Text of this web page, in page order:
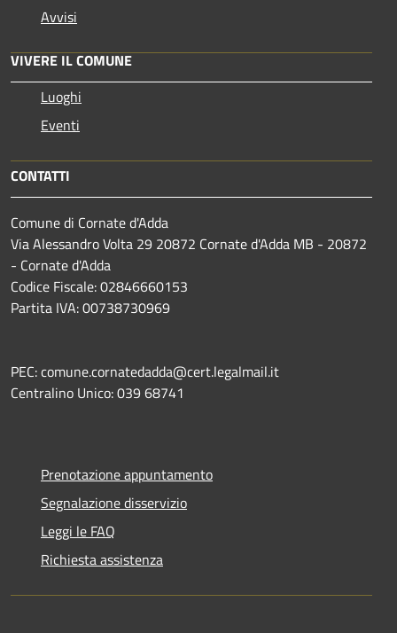
Avvisi
VIVERE IL COMUNE
Luoghi
Eventi
CONTATTI
Comune di Cornate d'Adda
Via Alessandro Volta 29 20872 Cornate d'Adda MB - 20872
- Cornate d'Adda
Codice Fiscale: 02846660153
Partita IVA: 00738730969
PEC: comune.cornatedadda@cert.legalmail.it
Centralino Unico: 039 68741
Prenotazione appuntamento
Segnalazione disservizio
Leggi le FAQ
Richiesta assistenza